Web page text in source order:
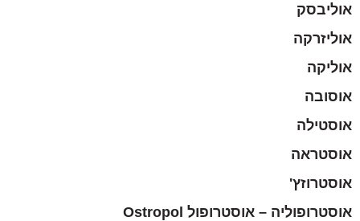
אוליבסק
אוליזרקה
אוליקה
אוסובה
אוסטילה
אוסטראה
אוסטרוזץ'
אוסטרופוליה – אוסטרופול Ostropol